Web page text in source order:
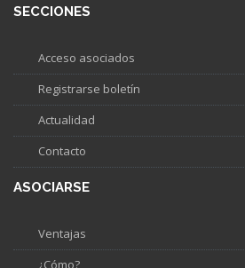
SECCIONES
Acceso asociados
Registrarse boletín
Actualidad
Contacto
ASOCIARSE
Ventajas
¿Cómo?